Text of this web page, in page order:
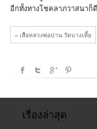
อีกทั้งทางโชคลาภวาสนาก็
« เสือหลวงพ่อปาน วัดบางเหี้ย
เรื่องล่าสุด